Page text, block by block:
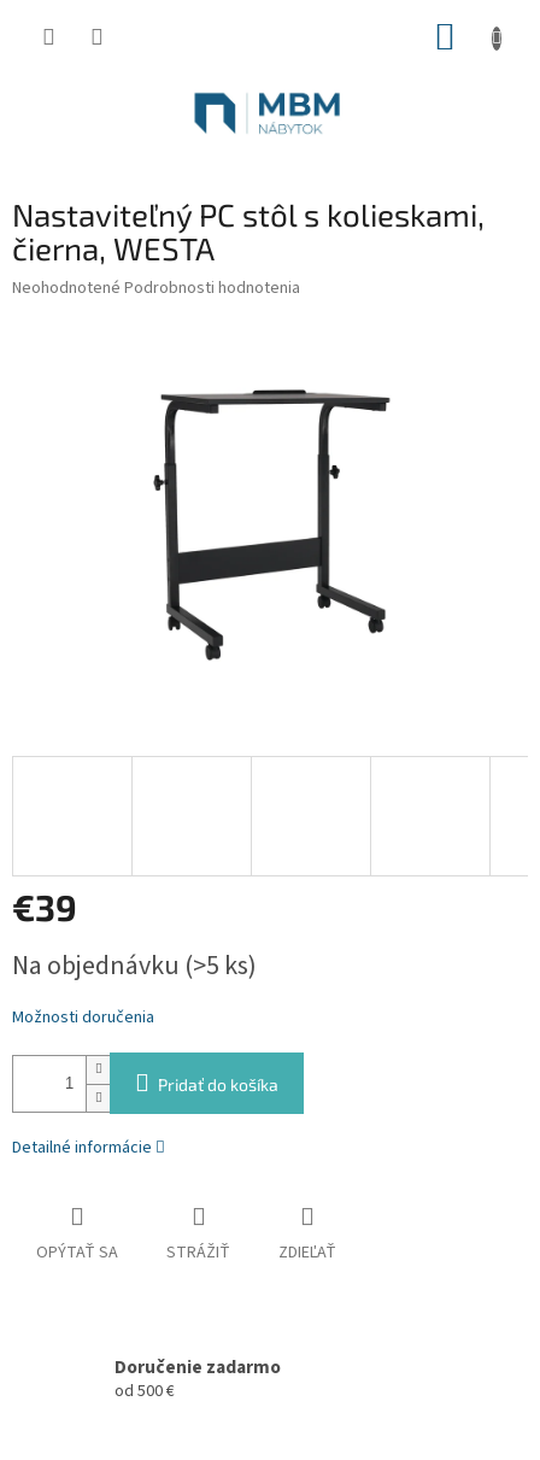
Nastaviteľný PC stôl s kolieskami,
čierna, WESTA
Priemerné
Neohodnotené Podrobnosti hodnotenia
€39
cena:
Na objednávku (>5 ks)
Možnosti doručenia
Pridať do košíka
Detailné informácie
OPÝTAŤ SA STRÁŽIŤ ZDIEĽAŤ
Doručenie zadarmo
od 500 €